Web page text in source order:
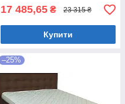
17 485,65 ₴ 23 315 ₴
Купити
–25%